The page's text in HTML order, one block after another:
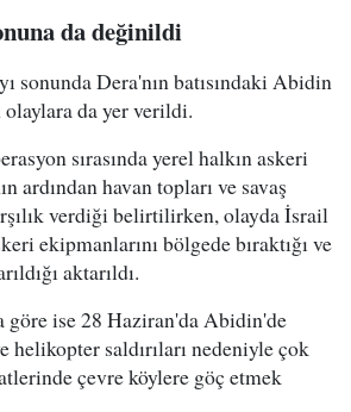
da değinildi
sonunda Dera'nın batısındaki Abidin
da yer verildi.
sırasında yerel halkın askeri
ardından havan topları ve savaş
verdiği belirtilirken, olayda İsrail
ekipmanlarını bölgede bıraktığı ve
aktarıldı.
göre ise 28 Haziran'da Abidin'de
helikopter saldırıları nedeniyle çok
çevre köylere göç etmek